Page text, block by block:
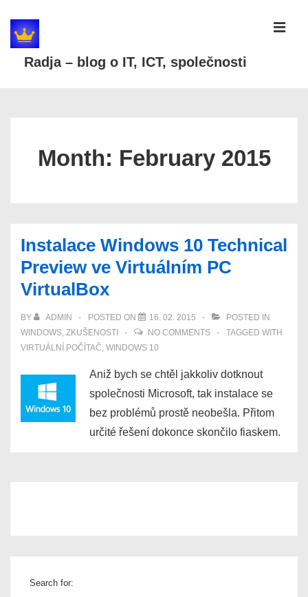
Skip
Radja – blog o IT, ICT, společnosti
Month: February 2015
Instalace Windows 10 Technical
Preview ve Virtuálním PC
VirtualBox
BY ADMIN POSTED ON 16. 02. 2015
POSTED IN
WINDOWS, ZKUŠENOSTI NO COMMENTS
TAGGED WITH
VIRTUÁLNÍ POČÍTAČ, WINDOWS 10
Aniž bych se chtěl jakkoliv dotknout
společnosti Microsoft, tak instalace se
bez problémů prostě neobešla. Přitom
určité řešení dokonce skončilo fiaskem.
Search for: